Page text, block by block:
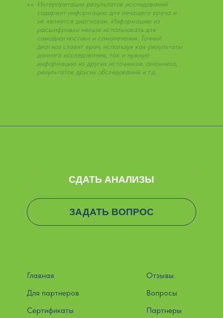
Интерпретация результатов исследований
содержит информацию для лечащего врача и
не является диагнозом. Информацию из
расшифровки нельзя использовать для
самодиагностики и самолечения. Точный
диагноз ставит врач, используя как результаты
данного исследования, так и нужную
информацию из других источников: анамнеза,
результатов других обследований и т.д.
**
Главная
Отзывы
Вопросы
Партнеры
Сертификаты
СДАТЬ АНАЛИЗЫ
ЗАДАТЬ ВОПРОС
Для партнеров